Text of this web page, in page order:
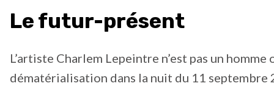
Le futur-présent
L’artiste Charlem Lepeintre n’est pas un
dématérialisation dans la nuit du 11 septembre